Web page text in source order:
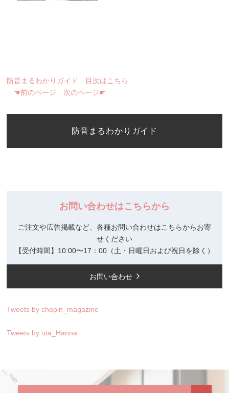
防音まるわかりガイド 目次はこちら
☚前のページ 次のページ☛
防音まるわかりガイド
お問い合わせはこちらから
ご注文や広告掲載など、各種お問い合わせはこちらからお寄
せください
【受付時間】10:00〜17：00（土・日曜日および祝日を除く）
お問い合わせ
Tweets by chopin_magazine
Tweets by uta_Hanna